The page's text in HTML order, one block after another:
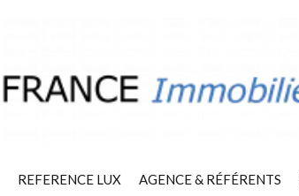
REFERENCE LUX AGENCE & RÉFÉRENTS